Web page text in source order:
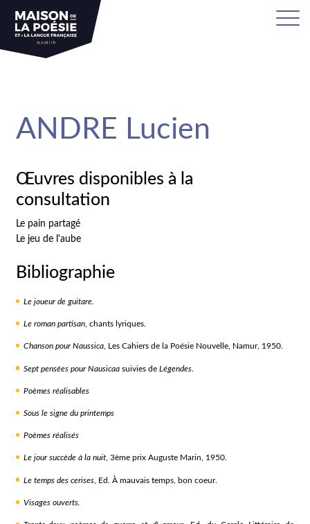
ANDRE Lucien
Œuvres disponibles à la
consultation
Le pain partagé
Le jeu de l'aube
Bibliographie
Le joueur de guitare.
Le roman partisan, chants lyriques.
Chanson pour Naussica, Les Cahiers de la Poésie Nouvelle, Namur, 1950.
Sept pensées pour Nausicaasuivies de Légendes.
Poèmes réalisables
Sous le signe du printemps
Poèmes réalisés
Le jour succède à la nuit, 3ème prix Auguste Marin, 1950.
Le temps des cerises, Ed. À mauvais temps, bon coeur.
Visages ouverts.